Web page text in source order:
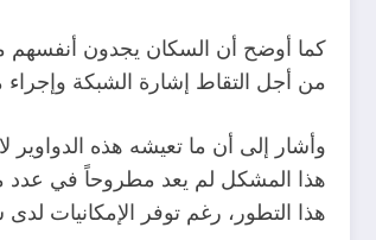
كما أوضح أن السكان يجدون أنفسهم
من أجل التقاط إشارة الشبكة وإجراء
وأشار إلى أن ما تعيشه هذه
هذا المشكل لم يعد مطروحاً في عدد
هذا التطور، رغم توفر الإمكانيات